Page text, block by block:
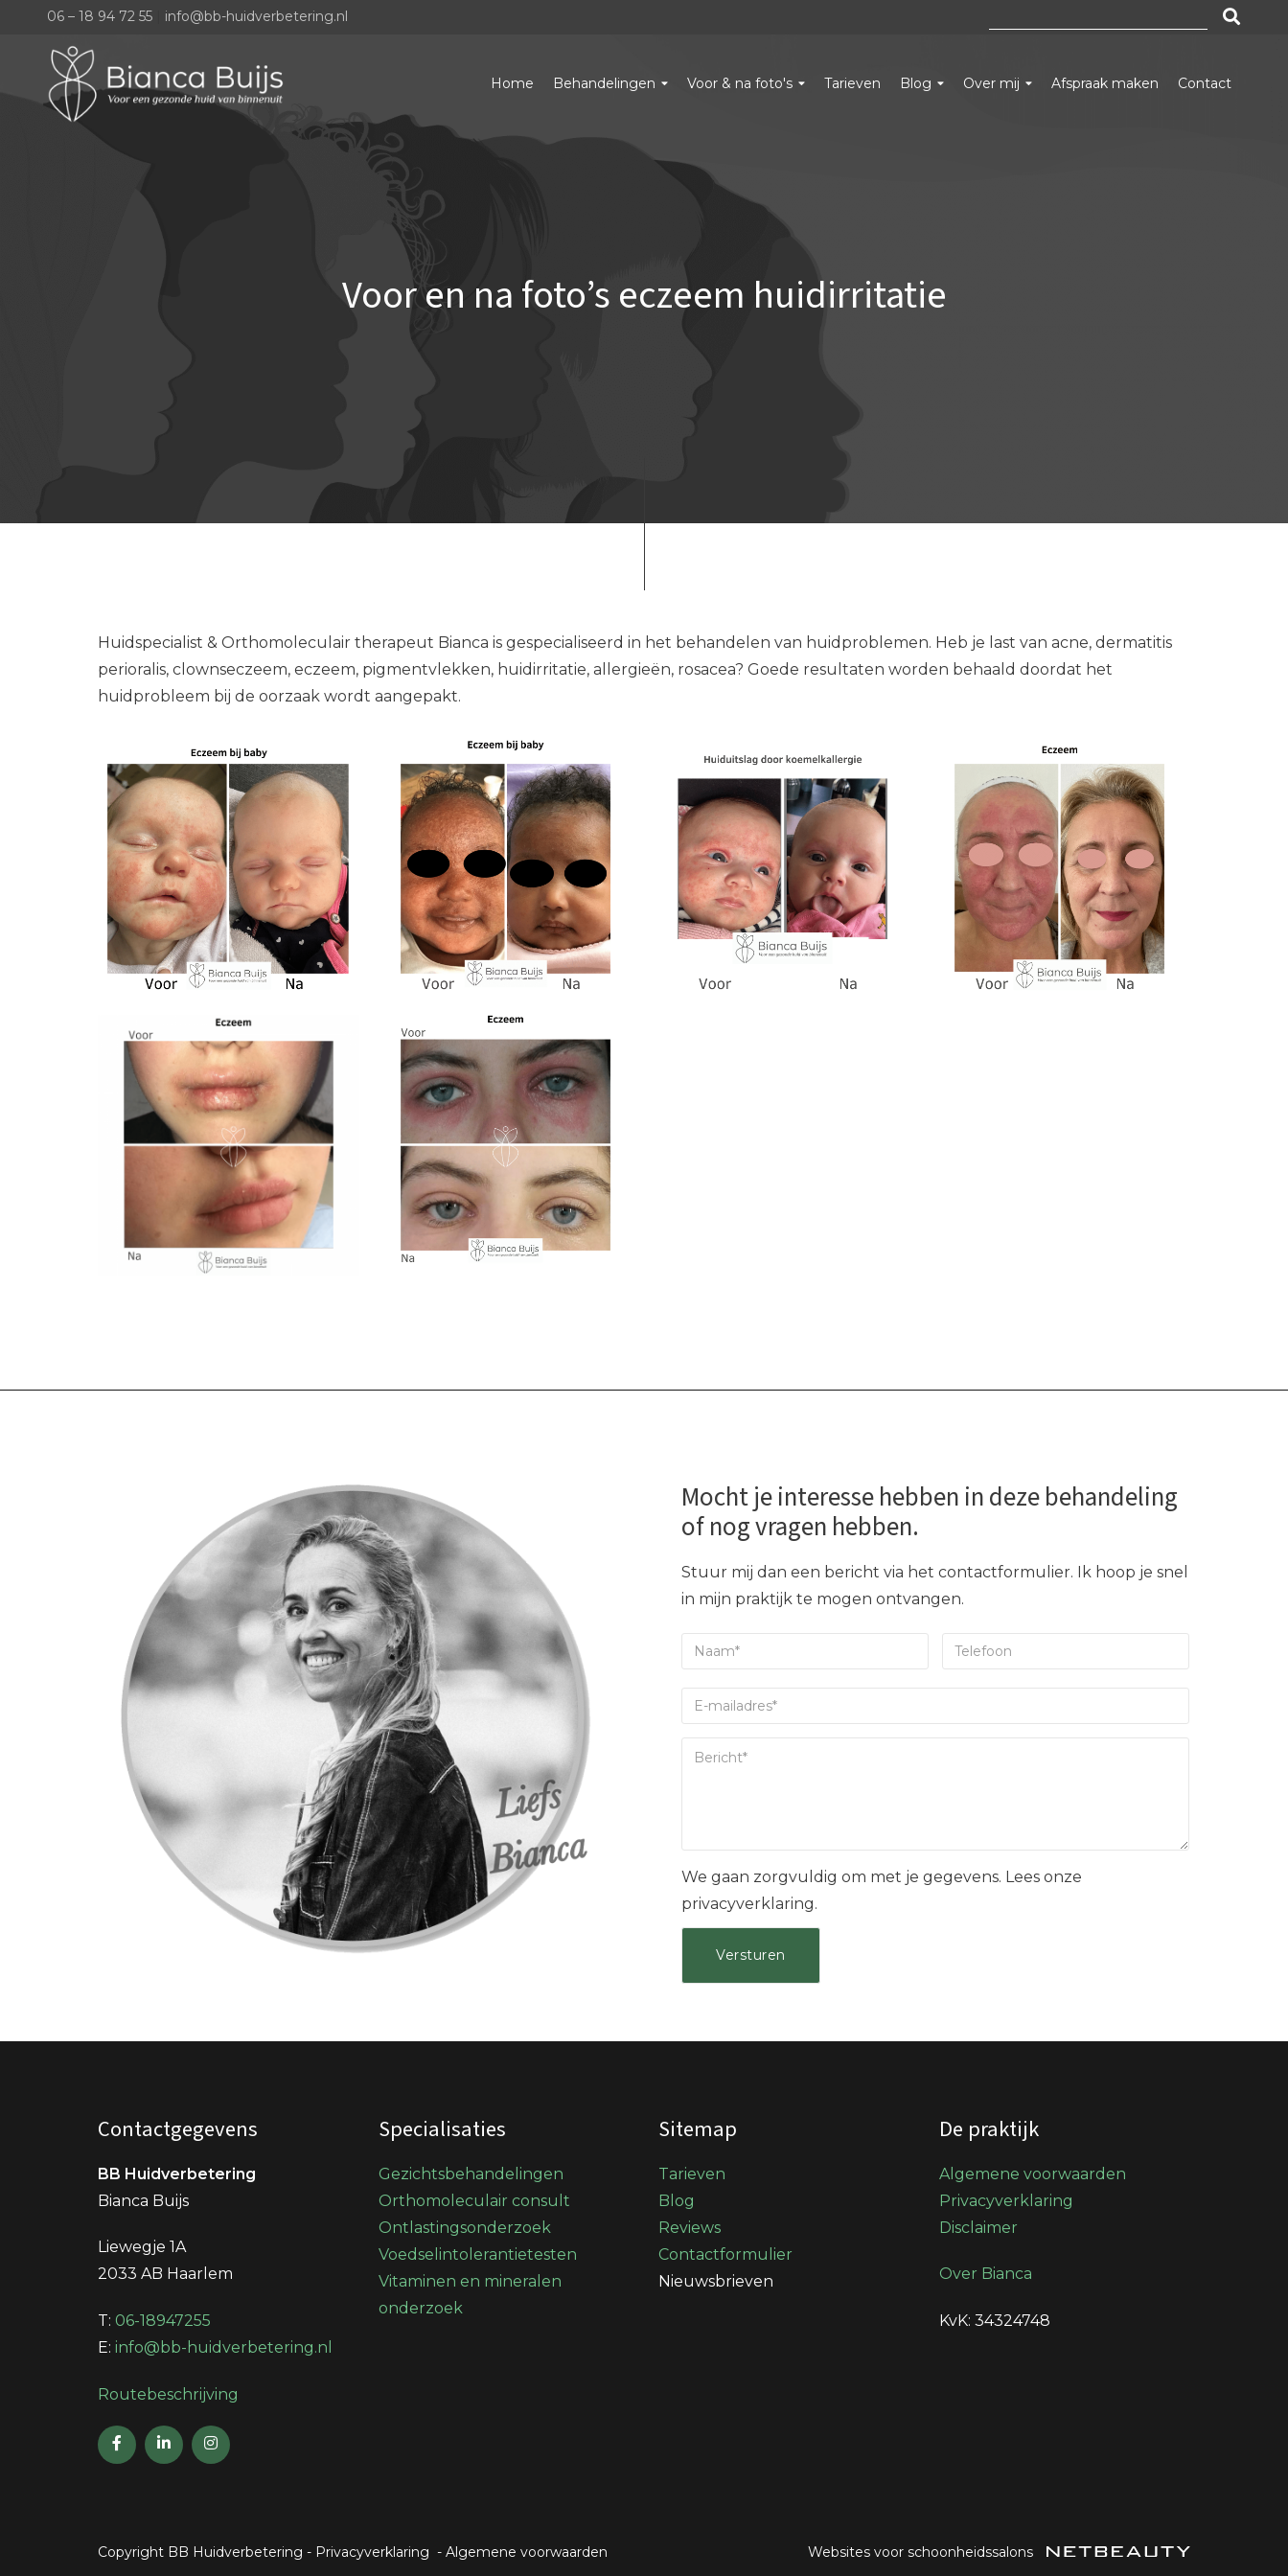
06 – 18 94 72 55| info@bb-huidverbetering.nl
Home Behandelingen Voor & na foto's Tarieven Blog Over mij Afspraak maken Contact
Voor en na foto’s eczeem huidirritatie
Huidspecialist & Orthomoleculair therapeut Bianca is gespecialiseerd in het behandelen van huidproblemen. Heb je last van acne, dermatitis
perioralis, clownseczeem, eczeem, pigmentvlekken, huidirritatie, allergieën, rosacea? Goede resultaten worden behaald doordat het
huidprobleem bij de oorzaak wordt aangepakt.
Mocht je interesse hebben in deze behandeling
of nog vragen hebben.
Stuur mij dan een bericht via het contactformulier. Ik hoop je snel
in mijn praktijk te mogen ontvangen.
We gaan zorgvuldig om met je gegevens. Lees onze
privacyverklaring.
Contactgegevens
BB Huidverbetering
Bianca Buijs
Liewegje 1A
2033 AB Haarlem
T: 06-18947255
E: info@bb-huidverbetering.nl
Routebeschrijving
Specialisaties
Gezichtsbehandelingen
Orthomoleculair consult
Ontlastingsonderzoek
Voedselintolerantietesten
Vitaminen en mineralen
onderzoek
Sitemap
Tarieven
Blog
Reviews
Contactformulier
Nieuwsbrieven
De praktijk
Algemene voorwaarden
Privacyverklaring
Disclaimer
Over Bianca
KvK: 34324748
Copyright BB Huidverbetering - Privacyverklaring - Algemene voorwaarden Websites voor schoonheidssalons